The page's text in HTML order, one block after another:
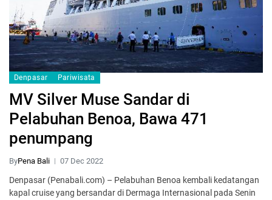
Denpasar Pariwisata
MV Silver Muse Sandar di
Pelabuhan Benoa, Bawa 471
penumpang
ByPena Bali 07 Dec 2022
Denpasar (Penabali.com) – Pelabuhan Benoa kembali kedatangan
kapal cruise yang bersandar di Dermaga Internasional pada Senin